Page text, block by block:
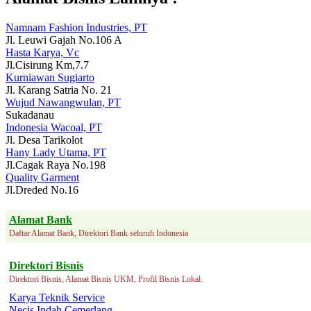
Namnam Fashion Industries, PT
Jl. Leuwi Gajah No.106 A
Hasta Karya, Vc
Jl.Cisirung Km,7.7
Kurniawan Sugiarto
Jl. Karang Satria No. 21
Wujud Nawangwulan, PT
Sukadanau
Indonesia Wacoal, PT
Jl. Desa Tarikolot
Hany Lady Utama, PT
Jl.Cagak Raya No.198
Quality Garment
Jl.Dreded No.16
Alamat Bank
Daftar Alamat Bank, Direktori Bank seluruh Indonesia
Direktori Bisnis
Direktori Bisnis, Alamat Bisnis UKM, Profil Bisnis Lokal.
Karya Teknik Service